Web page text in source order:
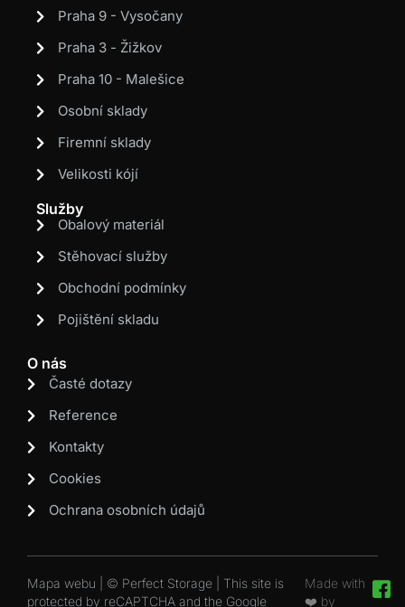
Praha 9 - Vysočany
Praha 3 - Žižkov
Praha 10 - Malešice
Osobní sklady
Firemní sklady
Velikosti kójí
Služby
Obalový materiál
Stěhovací služby
Obchodní podmínky
Pojištění skladu
O nás
Časté dotazy
Reference
Kontakty
Cookies
Ochrana osobních údajů
Mapa webu | © Perfect Storage | This site is
protected by reCAPTCHA and the Google
Made with
❤️ by